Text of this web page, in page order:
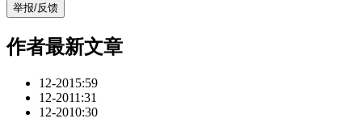
举报/反馈
作者最新文章
12-2015:59
12-2011:31
12-2010:30